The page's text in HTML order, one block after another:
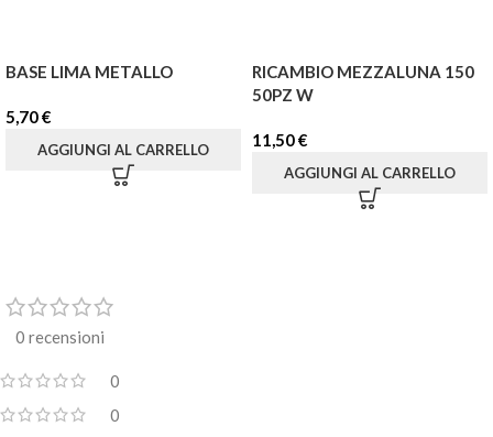
BASE LIMA METALLO
5,70€
AGGIUNGI AL CARRELLO
RICAMBIO MEZZALUNA 150
50PZ W
11,50€
AGGIUNGI AL CARRELLO
0 recensioni
0
0